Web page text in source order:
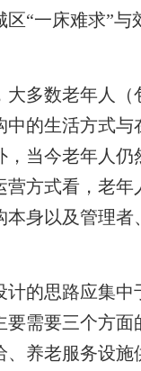
“一床难求”
多数老年人（
的生活方式
当今老年人
方式看，老
身以及管理
的思路应集中
需要三个方
养老服务设